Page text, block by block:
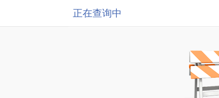
正在查询中